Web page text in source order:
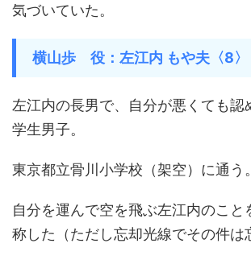
気づいていた。
横山歩 役：左江内 もや夫〈8〉
左江内の長男で、自分が悪くても認
学生男子。
東京都立骨川小学校（架空）に通う。
自分を運んで空を飛ぶ左江内のこと
称した（ただし忘却光線でその件は